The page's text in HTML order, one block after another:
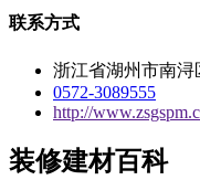
联系方式
浙江省湖州市南
0572-3089555
http://
装修建材百科